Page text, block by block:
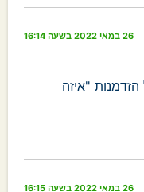
26 במאי 2022 בשעה 16:14
"איזה
26 במאי 2022 בשעה 16:15